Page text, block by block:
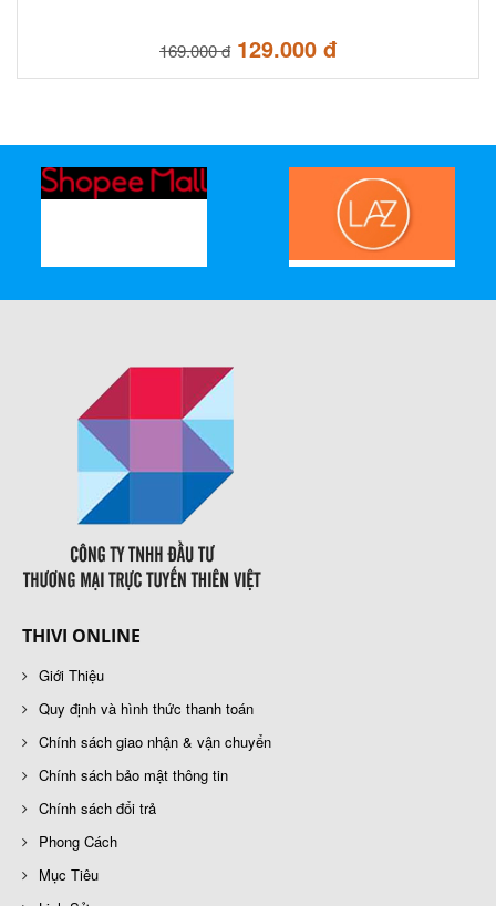
169.000 đ129.000 đ
THIVI ONLINE
Giới Thiệu
Quy định và hình thức thanh toán
Chính sách giao nhận & vận chuyển
Chính sách bảo mật thông tin
Chính sách đổi trả
Phong Cách
Mục Tiêu